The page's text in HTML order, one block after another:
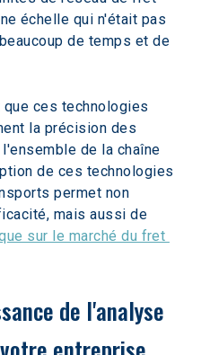
échelle qui n'était pas
de temps et de
ces technologies
la précision des
de la chaîne
de ces technologies
permet non
mais aussi de
sur le marché du fret
de l'analyse